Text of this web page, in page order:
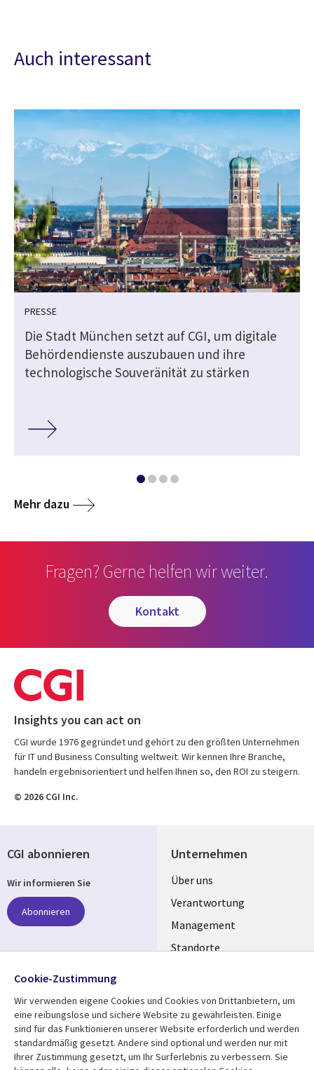
Auch interessant
PRESSE
Die Stadt München setzt auf CGI, um digitale
Behördendienste auszubauen und ihre
technologische Souveränität zu stärken
Mehr dazu
Fragen? Gerne helfen wir weiter.
kontakt
Insights you can act on
CGI wurde 1976 gegründet und gehört zu den größten Unternehmen
für IT und Business Consulting weltweit. Wir kennen Ihre Branche,
handeln ergebnisorientiert und helfen Ihnen so, den ROI zu steigern.
© 2026 CGI Inc.
Unternehmen
Useful
links
GERMANY
Über uns
Verantwortung
Management
Standorte
Mediathek Rechtliches
CGI abonnieren
Wir informieren Sie
Abonnieren
Folgen Sie uns
Social
Media
GERMANY
Cookie-Zustimmung
Wir verwenden eigene Cookies und Cookies von Drittanbietern, um
eine reibungslose und sichere Website zu gewährleisten. Einige
sind für das Funktionieren unserer Website erforderlich und werden
standardmäßig gesetzt. Andere sind optional und werden nur mit
Ihrer Zustimmung gesetzt, um Ihr Surferlebnis zu verbessern. Sie